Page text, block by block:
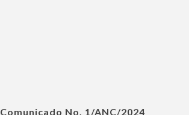
Comunicado No. 1/ANC/2024